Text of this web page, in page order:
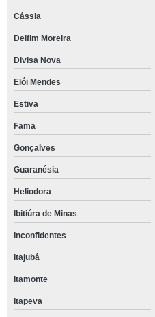
Cássia
Delfim Moreira
Divisa Nova
Elói Mendes
Estiva
Fama
Gonçalves
Guaranésia
Heliodora
Ibitiúra de Minas
Inconfidentes
Itajubá
Itamonte
Itapeva